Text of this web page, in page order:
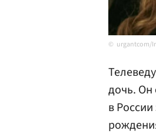
urgantcom/
дочь. Он
в